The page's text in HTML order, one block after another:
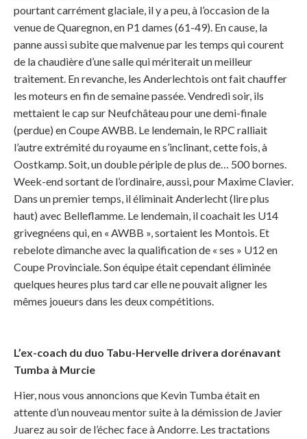
pourtant carrément glaciale, il y a peu, à l’occasion de la
venue de Quaregnon, en P1 dames (61-49). En cause, la
panne aussi subite que malvenue par les temps qui courent
de la chaudière d’une salle qui mériterait un meilleur
traitement. En revanche, les Anderlechtois ont fait chauffer
les moteurs en fin de semaine passée. Vendredi soir, ils
mettaient le cap sur Neufchâteau pour une demi-finale
(perdue) en Coupe AWBB. Le lendemain, le RPC ralliait
l’autre extrémité du royaume en s’inclinant, cette fois, à
Oostkamp. Soit, un double périple de plus de… 500 bornes.
Week-end sortant de l’ordinaire, aussi, pour Maxime Clavier.
Dans un premier temps, il éliminait Anderlecht (lire plus
haut) avec Belleflamme. Le lendemain, il coachait les U14
grivegnéens qui, en « AWBB », sortaient les Montois. Et
rebelote dimanche avec la qualification de « ses » U12 en
Coupe Provinciale. Son équipe était cependant éliminée
quelques heures plus tard car elle ne pouvait aligner les
mêmes joueurs dans les deux compétitions.
L’ex-coach du duo Tabu-Hervelle drivera dorénavant
Tumba à Murcie
Hier, nous vous annoncions que Kevin Tumba était en
attente d’un nouveau mentor suite à la démission de Javier
Juarez au soir de l’échec face à Andorre. Les tractations